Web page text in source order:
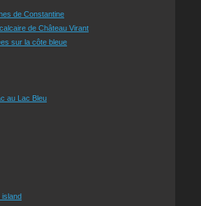
de Constantine
de Château Virant
sur la côte bleue
au Lac Bleu
island